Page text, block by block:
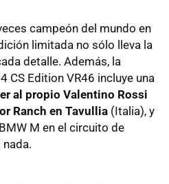
campeón del mundo en
limitada no sólo lleva la
detalle. Además, la
CS Edition VR46 incluye una
al propio Valentino Rossi
Ranch en Tavullia (Italia), y
M en el circuito de